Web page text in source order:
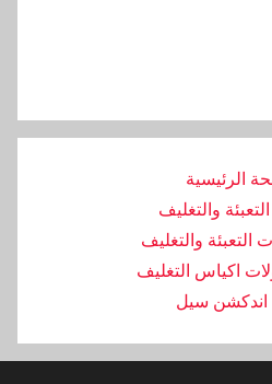
الرئيسية
والتغليف
التعبئة والتغليف
اكياس التغليف
سيل